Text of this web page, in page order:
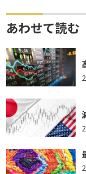
あわせて読む